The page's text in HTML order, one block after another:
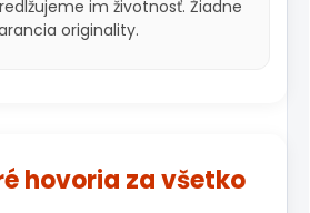
im životnosť. Žiadne
originality.
hovoria za všetko